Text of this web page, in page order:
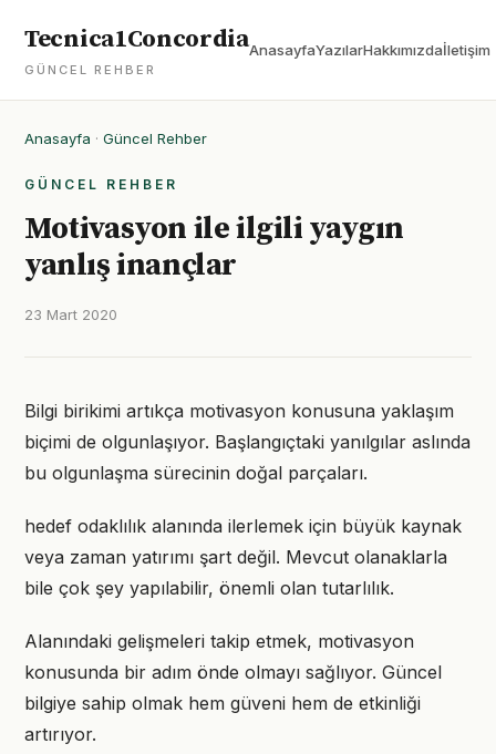
Tecnica1Concordia
GÜNCEL REHBER
AnasayfaYazılarHakkımızdaİletişim
Anasayfa · Güncel Rehber
GÜNCEL REHBER
Motivasyon ile ilgili yaygın
yanlış inançlar
23 Mart 2020
Bilgi birikimi artıkça motivasyon konusuna yaklaşım
biçimi de olgunlaşıyor. Başlangıçtaki yanılgılar aslında
bu olgunlaşma sürecinin doğal parçaları.
hedef odaklılık alanında ilerlemek için büyük kaynak
veya zaman yatırımı şart değil. Mevcut olanaklarla
bile çok şey yapılabilir, önemli olan tutarlılık.
Alanındaki gelişmeleri takip etmek, motivasyon
konusunda bir adım önde olmayı sağlıyor. Güncel
bilgiye sahip olmak hem güveni hem de etkinliği
artırıyor.